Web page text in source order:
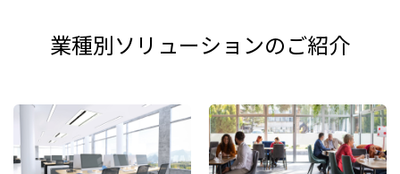
業種別ソリューションのご紹介